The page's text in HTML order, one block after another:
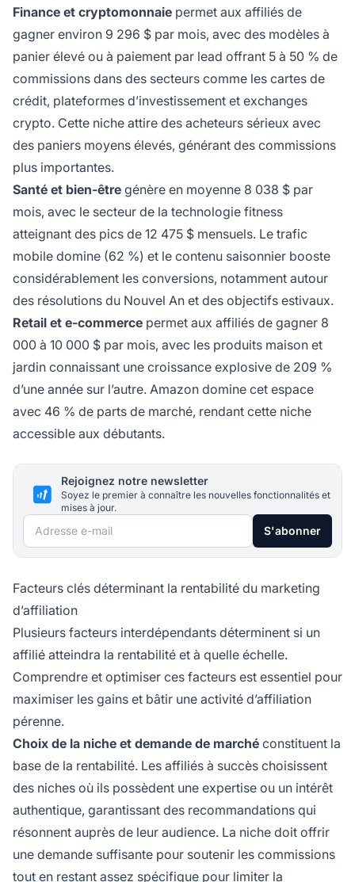
Finance et cryptomonnaie permet aux affiliés de
gagner environ 9 296 $ par mois, avec des modèles à
panier élevé ou à paiement par lead offrant 5 à 50 % de
commissions dans des secteurs comme les cartes de
crédit, plateformes d’investissement et exchanges
crypto. Cette niche attire des acheteurs sérieux avec
des paniers moyens élevés, générant des commissions
plus importantes.
Santé et bien-être génère en moyenne 8 038 $ par
mois, avec le secteur de la technologie fitness
atteignant des pics de 12 475 $ mensuels. Le trafic
mobile domine (62 %) et le contenu saisonnier booste
considérablement les conversions, notamment autour
des résolutions du Nouvel An et des objectifs estivaux.
Retail et e-commerce permet aux affiliés de gagner 8
000 à 10 000 $ par mois, avec les produits maison et
jardin connaissant une croissance explosive de 209 %
d’une année sur l’autre. Amazon domine cet espace
avec 46 % de parts de marché, rendant cette niche
accessible aux débutants.
Rejoignez notre newsletter
Soyez le premier à connaître les nouvelles fonctionnalités et
mises à jour.
Adresse e-mail S'abonner
Facteurs clés déterminant la rentabilité du marketing
d’affiliation
Plusieurs facteurs interdépendants déterminent si un
affilié atteindra la rentabilité et à quelle échelle.
Comprendre et optimiser ces facteurs est essentiel pour
maximiser les gains et bâtir une activité d’affiliation
pérenne.
Choix de la niche et demande de marché constituent la
base de la rentabilité. Les affiliés à succès choisissent
des niches où ils possèdent une expertise ou un intérêt
authentique, garantissant des recommandations qui
résonnent auprès de leur audience. La niche doit offrir
une demande suffisante pour soutenir les commissions
tout en restant assez spécifique pour limiter la